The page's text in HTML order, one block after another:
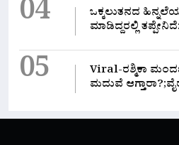
04
ಒಕ್ಕಲುತನದ
ಮಾಡಿದ್ದರಲ್ಲಿ‌
05
Viral-ರಶ್ಮಿಕಾ
ಮದುವೆ